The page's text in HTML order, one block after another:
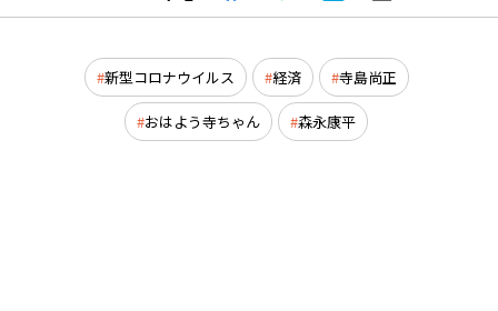
新型コロナウイルス 経済 寺島尚正
おはよう寺ちゃん 森永康平